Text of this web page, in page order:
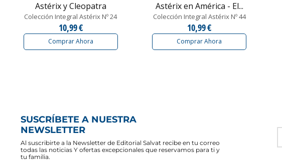
Astérix y Cleopatra
Colección Integral Astérix Nº 24
10,99 €
Comprar Ahora
Astérix en América - El...
Colección Integral Astérix Nº 44
10,99 €
Comprar Ahora
SUSCRÍBETE A NUESTRA
NEWSLETTER
Al suscribirte a la Newsletter de Editorial Salvat recibe en tu correo
todas las noticias Y ofertas excepcionales que reservamos para ti y
tu familia.